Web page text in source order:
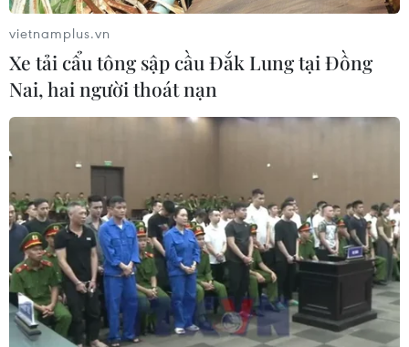
vietnamplus.vn
Xe tải cẩu tông sập cầu Đắk Lung tại Đồng
Nai, hai người thoát nạn